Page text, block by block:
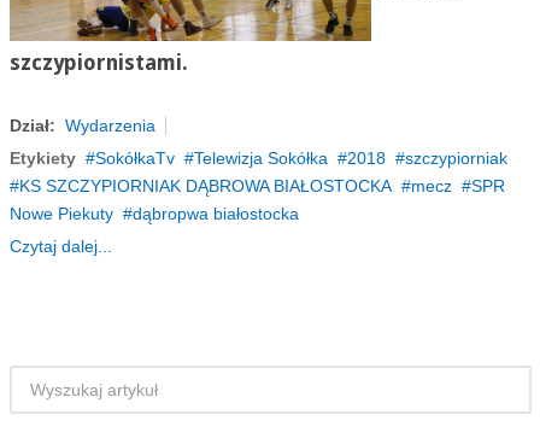
szczypiornistami.
Dział: Wydarzenia
Etykiety
SokółkaTv Telewizja Sokółka 2018
szczypiorniak
KS SZCZYPIORNIAK DĄBROWA BIAŁOSTOCKA
mecz
SPR
Nowe Piekuty
dąbropwa białostocka
Czytaj dalej...